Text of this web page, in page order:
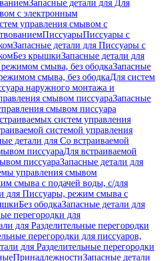
Запасные детали для Для
с электронным
управления смывом с
ПиссуарыПиссуары с
Запасные детали для Писсуары с
Без крышкиЗапасные детали для
смыва, без ободкаЗапасные
смыва, без ободкаДля систем
наружного монтажа и
смывом писсуараЗапасные
смывом писсуара
систем управления
системой управления
детали для Со встраиваемой
писсуараДля встраиваемой
писсуараЗапасные детали для
управления смывом
смыва с подачей воды, с/для
для Писсуары, режим смыва с
Без ободкаЗапасные детали для
перегородки для
для Разделительные перегородки
перегородки для писсуаров,
для Разделительные перегородки
ПринадлежностиЗапасные детали